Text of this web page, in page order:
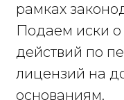
рамках
Подаем иски о
действий по
лицензий на
основаниям.